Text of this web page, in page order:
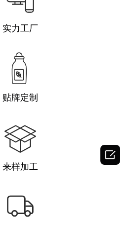
实力工厂
贴牌定制
来样加工
